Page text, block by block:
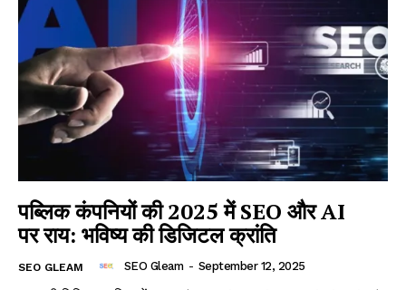
पब्लिक कंपनियों की 2025 में SEO और AI
पर राय: भविष्य की डिजिटल क्रांति
SEO GLEAM SEO Gleam - September 12, 2025